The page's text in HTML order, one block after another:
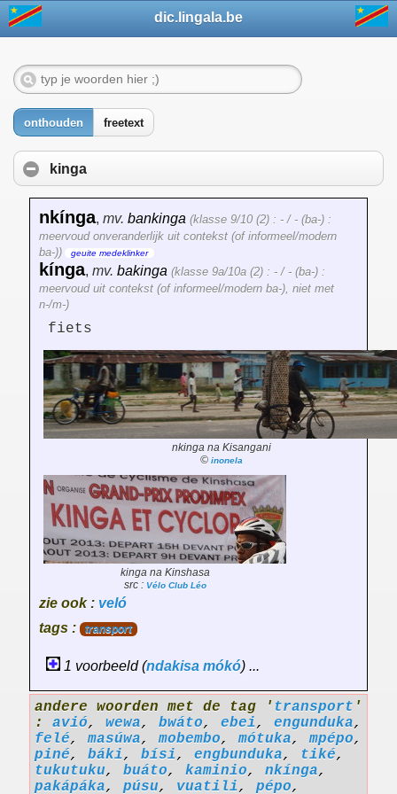
dic.lingala.be
onthouden freetext
kinga
nkínga, mv. bankinga (klasse 9/10 (2) : - / - (ba-) :
meervoud onveranderlijk uit contekst (of informeel/modern
ba-))
geuite medeklinker
kínga, mv. bakinga (klasse 9a/10a (2) : - / - (ba-) :
meervoud uit contekst (of informeel/modern ba-), niet met
n-/m-)
fiets
nkinga na Kisangani
© inonela
kinga na Kinshasa
src : Vélo Club Léo
zie ook : veló
tags :
transport
1 voorbeeld (ndakisa mókó) ...
andere woorden met de tag ' transport '
: avió, wewa, bwáto, ebei, engunduka,
felé,masúwa,mobembo,mótuka,mpépo,
piné, báki, bísi, engbunduka, tiké,
tukutuku, buáto, kaminio, nkínga,
pakápáka, púsu, vuatili, pépo,